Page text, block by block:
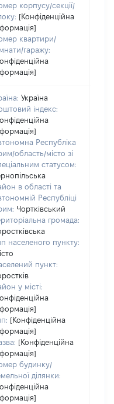
корпусу/секції/
[Конфіденційна
квартири/
гаражу:
Україна
індекс:
Республіка
область/місто зі
статусом:
в області та
Республіці
Чортківський
громада:
населеного пункту:
пункт:
у місті:
[Конфіденційна
[Конфіденційна
будинку/
ділянки: